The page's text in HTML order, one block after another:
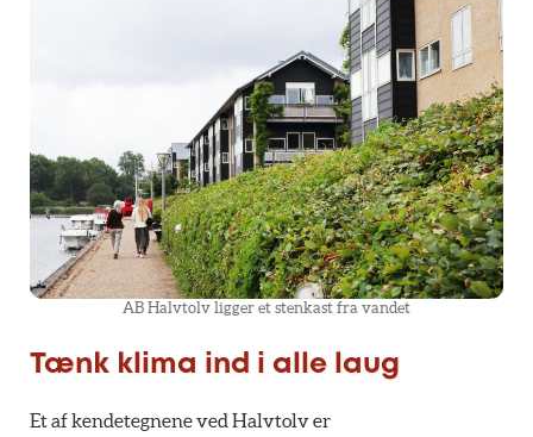
AB Halvtolv ligger et stenkast fra vandet
Tænk klima ind i alle laug
Et af kendetegnene ved Halvtolv er